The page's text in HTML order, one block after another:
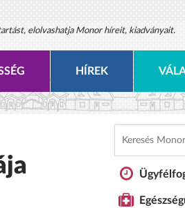
elolvashatja Monor híreit, kiadványait.
HÍREK